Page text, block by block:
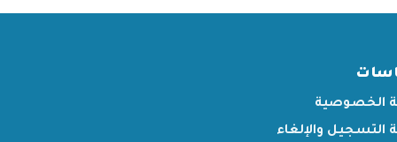
الخصوصية
والإلغاء